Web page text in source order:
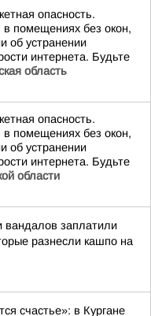
опасность.
в помещениях без окон,
об устранении
интернета. Будьте
область
опасность.
в помещениях без окон,
об устранении
интернета. Будьте
области
вандалов заплатили
разнесли кашпо на
счастье»: в Кургане